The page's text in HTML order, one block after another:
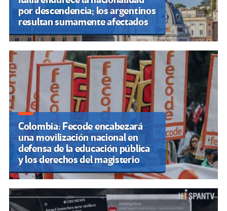
por descendencia; los argentinos
resultan sumamente afectados
Colombia: Fecode encabezará
una movilización nacional en
defensa de la educación pública
y los derechos del magisterio